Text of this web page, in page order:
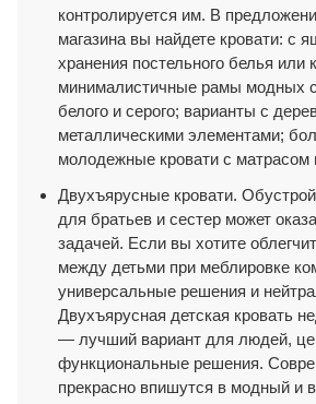
контролируется им. В
магазина вы найдете кровати: с
хранения постельного белья или
минималистичные рамы модных
белого и серого; варианты с
металлическими элементами;
молодежные кровати с матрасом
Двухъярусные кровати.
для братьев и сестер может
задачей. Если вы хотите
между детьми при меблировке
универсальные решения и
Двухъярусная детская кровать
— лучший вариант для людей,
функциональные решения.
прекрасно впишутся в модный и